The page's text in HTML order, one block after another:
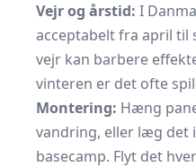
Vejr og årstid: I
acceptabelt fra april til
vejr kan barbere
vinteren er det ofte
Montering: Hæng
vandring, eller læg det
basecamp. Flyt det